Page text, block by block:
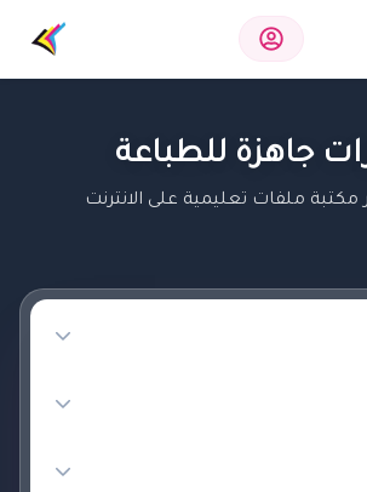
جاهزة للطباعة
ملفات تعليمية على الانترنت